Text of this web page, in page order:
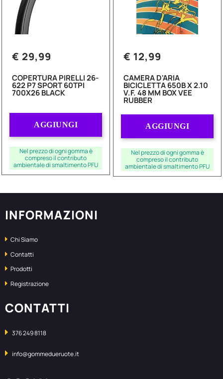
€ 29,99
COPERTURA PIRELLI 26-
622 P7 SPORT 60TPI
700X26 BLACK
AGGIUNGI
Nel prezzo di ogni gomma è
compreso il contributo
ambientale di smaltimento PFU
€ 12,99
CAMERA D'ARIA
BICICLETTA 650B X 2.10
V.F. 48 MM BOX VEE
RUBBER
AGGIUNGI
Nel prezzo di ogni gomma è
compreso il contributo
ambientale di smaltimento PFU
INFORMAZIONI
Chi Siamo
Contatti
Prodotti
Registrazione
CONTATTI
376 249 8118
info@gommedueruote.it